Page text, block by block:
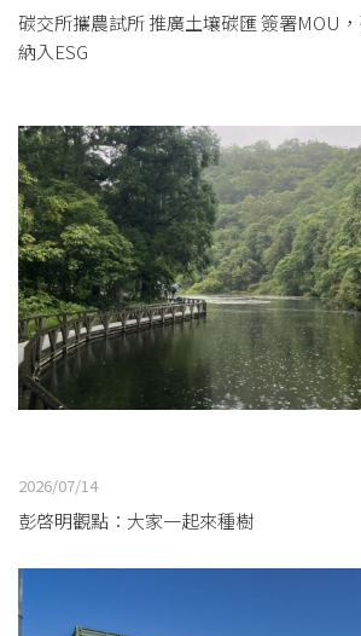
碳交所攜農試所 推廣土壤碳匯 簽署MOU
納入ESG
2026/07/14
彭啓明觀點：大家一起來種樹